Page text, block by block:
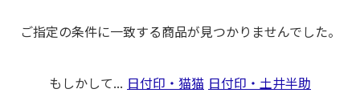
ご指定の条件に一致する商品が見つかりませんでした。
もしかして... 日付印・猫猫 日付印・土井半助